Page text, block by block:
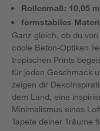
Rollenmaß: 10,05
formstabiles
Ganz gleich, ob du
coole Beton-Optiken
tropischen Prints
für jeden Geschmack
zeigen dir
dem Land, eine
Minimalismus eines
Tapete deiner Träume